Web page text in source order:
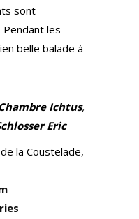
sont
Pendant les
belle balade à
Ichtus,
Eric
la Coustelade,